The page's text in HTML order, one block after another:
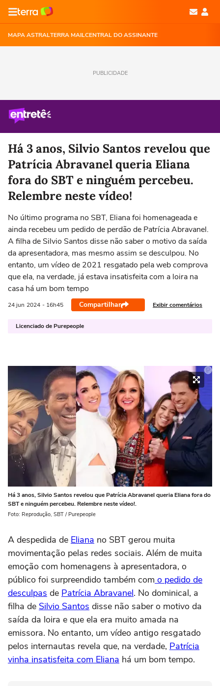
MAPA ASTRALTERRA MAILCENTRAL DO ASSINANTE
PUBLICIDADE
Há 3 anos, Silvio Santos revelou que
Patrícia Abravanel queria Eliana
fora do SBT e ninguém percebeu.
Relembre neste vídeo!
No último programa no SBT, Eliana foi homenageada e
ainda recebeu um pedido de perdão de Patrícia Abravanel.
A filha de Silvio Santos disse não saber o motivo da saída
da apresentadora, mas mesmo assim se desculpou. No
entanto, um vídeo de 2021 resgatado pela web comprova
que ela, na verdade, já estava insatisfeita com a loira na
casa há um bom tempo
24 jun 2024 - 16h45 Compartilhar Exibir comentários
Licenciado de Purepeople
Há 3 anos, Silvio Santos revelou que Patrícia Abravanel queria Eliana fora do
SBT e ninguém percebeu. Relembre neste vídeo!.
Foto: Reprodução, SBT / Purepeople
A despedida de Eliana no SBT gerou muita
movimentação pelas redes sociais. Além de muita
emoção com homenagens à apresentadora, o
público foi surpreendido também com o pedido de
desculpas de Patrícia Abravanel. No dominical, a
filha de Silvio Santos disse não saber o motivo da
saída da loira e que ela era muito amada na
emissora. No entanto, um vídeo antigo resgatado
pelos internautas revela que, na verdade, Patrícia
vinha insatisfeita com Eliana há um bom tempo.